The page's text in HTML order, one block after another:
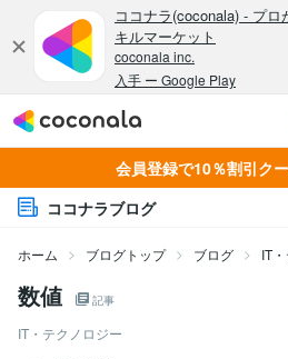
会員登録で10％割引ク
ココナラブログ
ホーム ブログトップ ブログ IT
数値 記事
IT・テクノロジー